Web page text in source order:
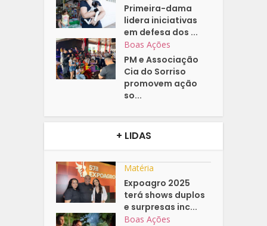
Primeira-dama
lidera iniciativas
em defesa dos ...
Boas Ações
PM e Associação
Cia do Sorriso
promovem ação
so...
+ LIDAS
Matéria
Expoagro 2025
terá shows duplos
e surpresas inc...
Boas Ações